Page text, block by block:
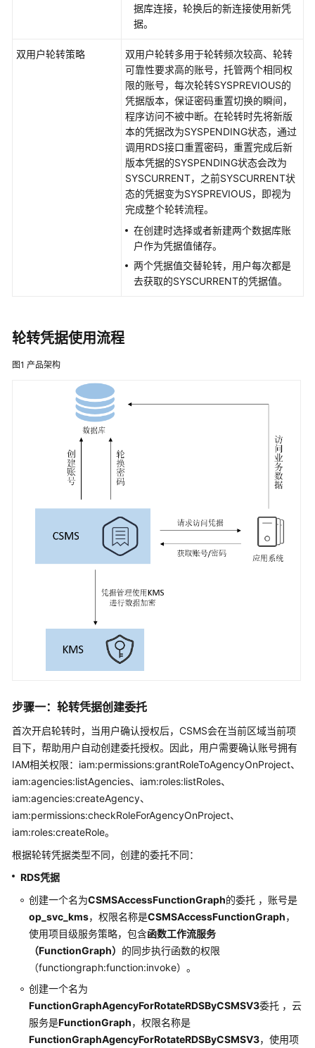
据库连接，轮换后的新连接使用新凭
据。
双用户轮转策略
双用户轮转多用于轮转频次较高、轮转
可靠性要求高的账号，托管两个相同权
限的账号，每次轮转SYSPREVIOUS的
凭据版本，保证密码重置切换的瞬间，
程序访问不被中断。在轮转时先将新版
本的凭据改为SYSPENDING状态，通过
调用RDS接口重置密码，重置完成后新
版本凭据的SYSPENDING状态会改为
SYSCURRENT，之前SYSCURRENT状
态的凭据变为SYSPREVIOUS，即视为
完成整个轮转流程。
在创建时选择或者新建两个数据库账
户作为凭据值储存。
两个凭据值交替轮转，用户每次都是
去获取的SYSCURRENT的凭据值。
轮转凭据使用流程
图1 产品架构
步骤一：轮转凭据创建委托
首次开启轮转时，当用户确认授权后，CSMS会在当前区域当前项
目下，帮助用户自动创建委托授权。因此，用户需要确认账号拥有
IAM相关权限：iam:permissions:grantRoleToAgencyOnProject、
iam:agencies:listAgencies、iam:roles:listRoles、
iam:agencies:createAgency、
iam:permissions:checkRoleForAgencyOnProject、
iam:roles:createRole。
根据轮转凭据类型不同，创建的委托不同：
RDS凭据
创建一个名为CSMSAccessFunctionGraph的委托 ，账号是
op_svc_kms，权限名称是CSMSAccessFunctionGraph，
使用项目级服务策略，包含函数工作流服务
（FunctionGraph） 的同步执行函数的权限
（functiongraph:function:invoke）。
创建一个名为
FunctionGraphAgencyForRotateRDSByCSMSV3委托 ，云
服务是FunctionGraph，权限名称是
FunctionGraphAgencyForRotateRDSByCSMSV3，使用项